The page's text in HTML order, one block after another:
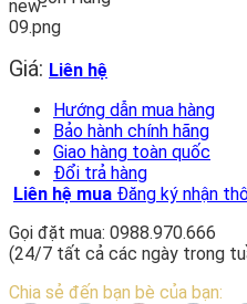
Giá: Liên hệ
Hướng dẫn mua hàng
Bảo hành chính hãng
Giao hàng toàn quốc
Đổi trả hàng
Liên hệ mua Đăng ký nhận
Gọi đặt mua: 0988.970.666
(24/7 tất cả các ngày trong
Chia sẻ đến bạn bè của bạn: